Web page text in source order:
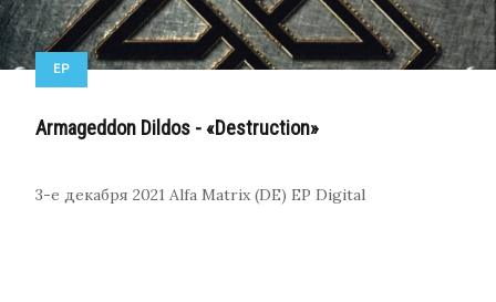
EP
Armageddon Dildos - «Destruction»
3-е декабря 2021 Alfa Matrix (DE) EP Digital